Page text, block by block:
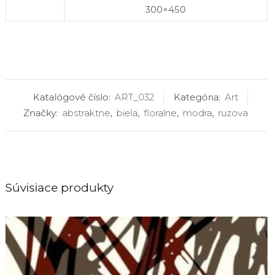
300×450
Katalógové číslo: ART_032 Kategória: Art
Značky: abstraktne, biela, floralne, modra, ruzova
Súvisiace produkty